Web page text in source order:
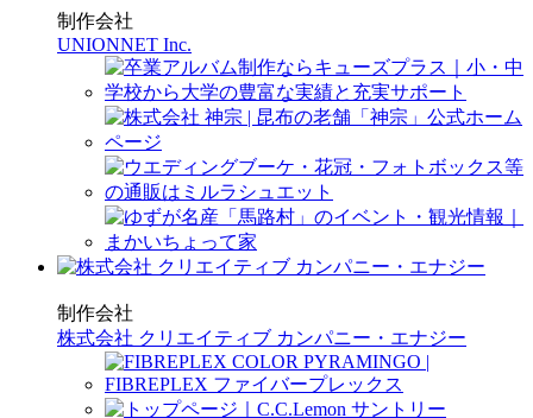
制作会社
UNIONNET Inc.
制作会社
株式会社 クリエイティブ カンパニー・エナジー